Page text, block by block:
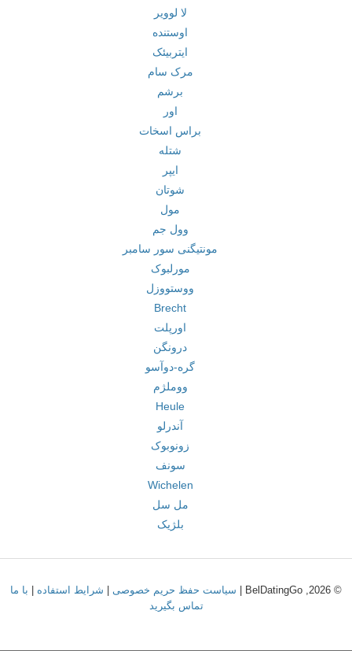
لا لوویر
اوستنده
ایتربیئک
مرک سام
برشم
اور
براس اسخات
شتله
ایپر
شوتان
مول
وول جم
مونتیگنی سور سامبر
مورلبوک
ووستووزل
Brecht
اورپلت
درونگن
گره-دوآسو
ووملژم
Heule
آندرلو
زونوبوک
سونف
Wichelen
مل سل
بلژیک
© 2026, BelDatingGo | سیاست حفظ حریم خصوصی شرایط استفاده
با ما
تماس بگیرید